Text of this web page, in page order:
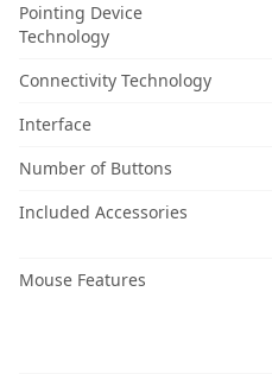
Pointing Device
Technology
Connectivity Technology
Interface
Number of Buttons
Included Accessories
Mouse Features